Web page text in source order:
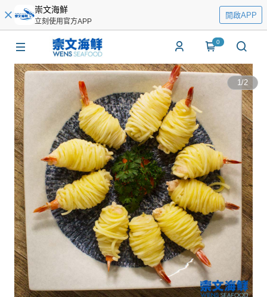
崇文海鮮
立刻使用官方APP
開啟APP
0
1/2